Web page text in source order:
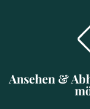
Ansehen &